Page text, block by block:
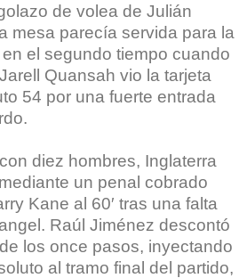
de volea de Julián
mesa parecía servida para la
el segundo tiempo cuando
Quansah vio la tarjeta
54 por una fuerte entrada
diez hombres, Inglaterra
un penal cobrado
Kane al 60′ tras una falta
Raúl Jiménez descontó
los once pasos, inyectando
al tramo final del partido,